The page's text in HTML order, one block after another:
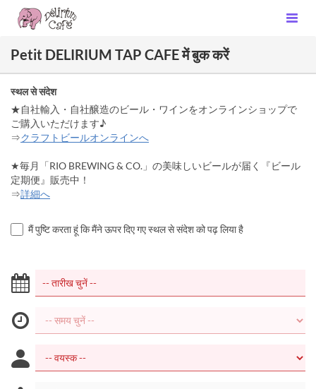
Petit DELIRIUM TAP CAFE में बुक करें
स्थल से संदेश
★自社輸入・自社醸造のビール・ワインをオンラインショップで
ご購入いただけます♪
⇒クラフトビールオンラインへ
★毎月「RIO BREWING & CO.」の美味しいビールが届く『ビール
定期便』販売中！
⇒詳細へ
मैं पुष्टि करता हूं कि मैंने ऊपर दिए गए स्थल से संदेश को पढ़ लिया है